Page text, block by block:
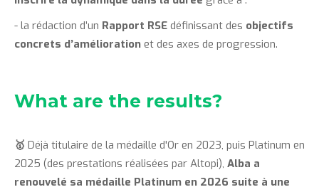
- la rédaction d’un Rapport RSE définissant des objectifs
concrets d’amélioration et des axes de progression.
What are the results?
🥇 Déjà titulaire de la médaille d'Or en 2023, puis Platinum en
2025 (des prestations réalisées par Altopi), Alba a
renouvelé sa médaille Platinum en 2026 suite à une